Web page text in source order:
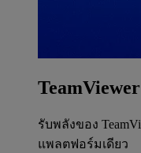
รับพลังของ
แพลตฟอร์มเดียว